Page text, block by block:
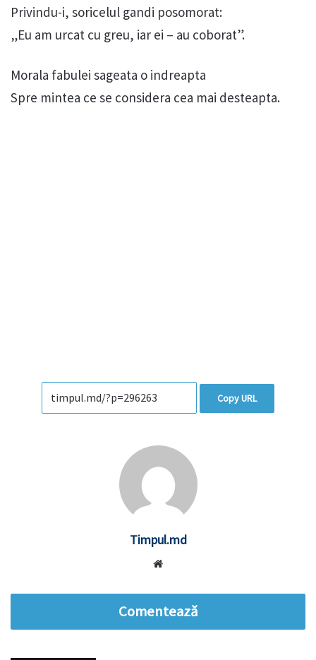
Privindu-i, soricelul gandi posomorat:
„Eu am urcat cu greu, iar ei – au coborat”.
Morala fabulei sageata o indreapta
Spre mintea ce se considera cea mai desteapta.
Copy URL
Timpul.md
Comentează